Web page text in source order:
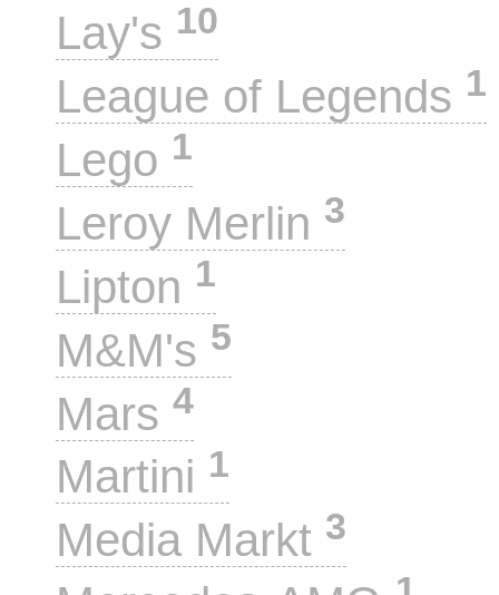
Lay's 10
League of Legends 1
Lego 1
Leroy Merlin 3
Lipton 1
M&M's 5
Mars 4
Martini 1
Media Markt 3